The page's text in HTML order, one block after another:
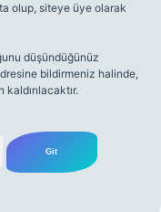
olup, siteye üye olarak
düşündüğünüz
bildirmeniz halinde,